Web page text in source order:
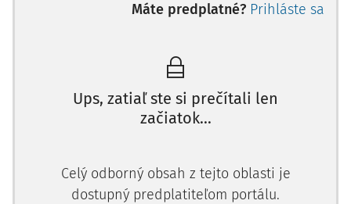
Máte predplatné? Prihláste sa
Ups, zatiaľ ste si prečítali len
začiatok...
Celý odborný obsah z tejto oblasti je
dostupný predplatiteľom portálu.